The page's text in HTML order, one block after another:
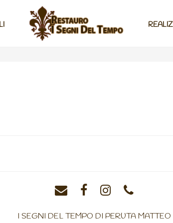
I SEGNI DEL TEMPO DI PERUTA MATTEO